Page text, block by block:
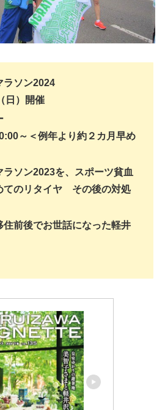
ラソン2024
日）開催
～＜例年より約２カ月早め
ラソン2023を、スポーツ貧血
てのリタイヤ その後の対処
住前後でお世話になった軽井